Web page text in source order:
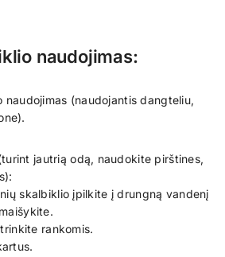
naudojimas:
naudojimas (naudojantis dangteliu,
jautrią odą, naudokite pirštines,
skalbiklio įpilkite į drungną vandenį
rankomis.